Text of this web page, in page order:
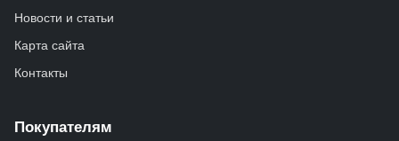
Новости и статьи
Карта сайта
Контакты
Покупателям